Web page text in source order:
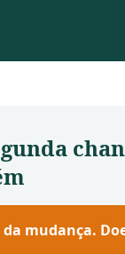
mudança.